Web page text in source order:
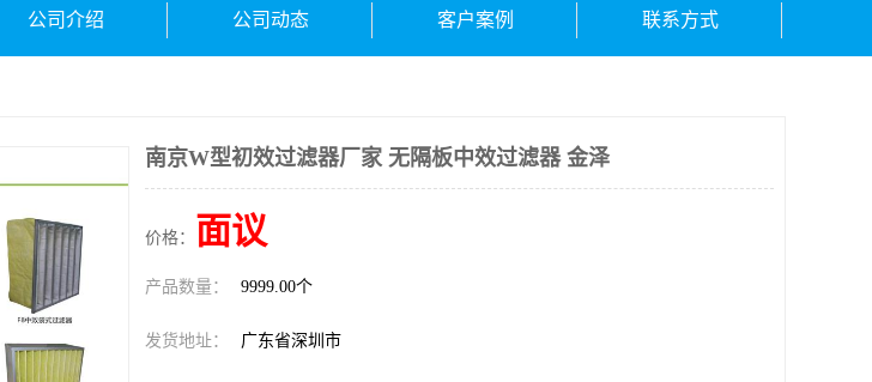
公司介绍 公司动态 客户案例 联系方式
南京W型初效过滤器厂家 无隔板中效过滤器 金泽
价格： 面议
产品数量： 9999.00个
发货地址： 广东省深圳市